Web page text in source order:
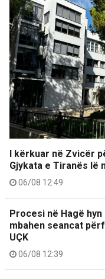
I kërkuar në Zvicër
Gjykata e Tiranës lë
06/08 12:49
Procesi në Hagë
mbahen seancat
UÇK
06/08 12:39